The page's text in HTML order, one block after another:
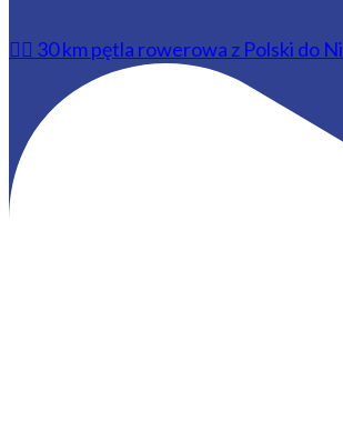
🚴‍♂️ 30 km pętla rowerowa z Polski do Ni